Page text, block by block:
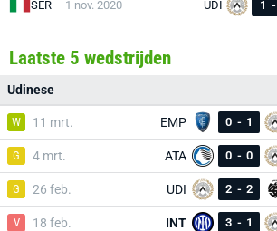
SER 1 nov. 2020 UDI 1 -
Laatste 5 wedstrijden
Udinese
W 11 mrt. EMP 0 - 1
G 4 mrt. ATA 0 - 0
G 26 feb. UDI 2 - 2
V 18 feb. INT 3 - 1